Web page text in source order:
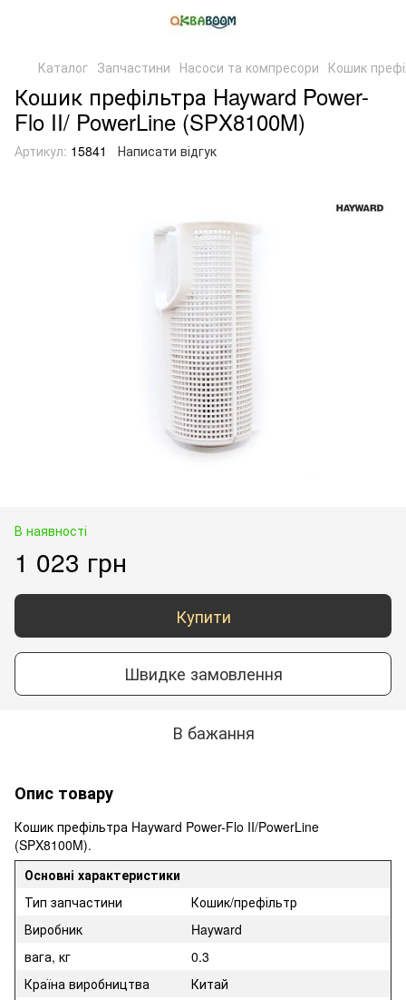
Каталог Запчастини Насоси та компресори Кошик
Кошик префільтра Hayward Power-
Flo II/ PowerLine (SPX8100M)
Артикул: 15841 Написати відгук
В наявності
1 023 грн
Купити
Швидке замовлення
В бажання
Опис товару
Кошик префільтра Hayward Power-Flo II/PowerLine
(SPX8100M).
Основні характеристики
Тип запчастини
Кошик/префільтр
Виробник
Hayward
вага, кг
0.3
Країна виробництва
Китай